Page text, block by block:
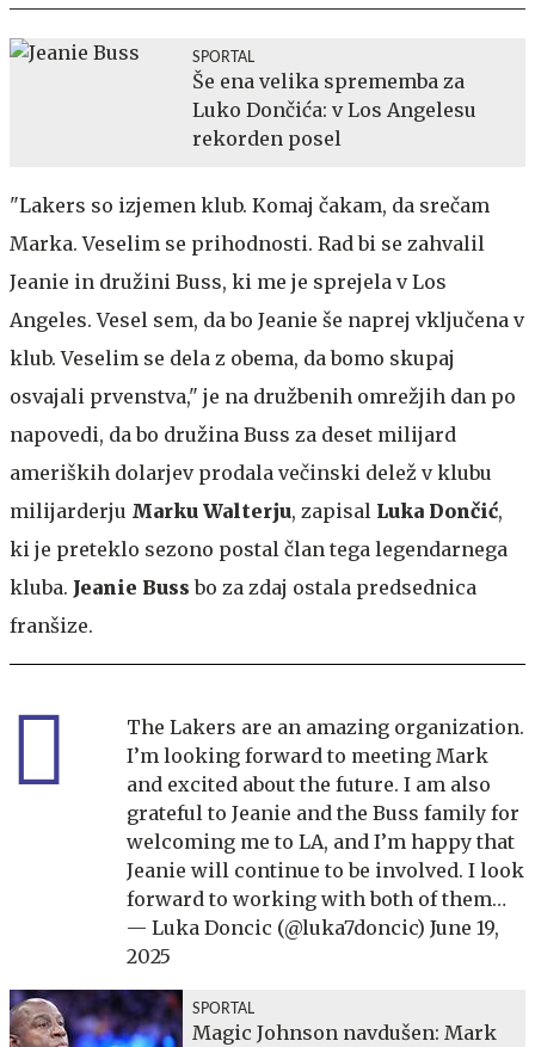
SPORTAL
Še ena velika sprememba za
Luko Dončića: v Los Angelesu
rekorden posel
"Lakers so izjemen klub. Komaj čakam, da srečam
Marka. Veselim se prihodnosti. Rad bi se zahvalil
Jeanie in družini Buss, ki me je sprejela v Los
Angeles. Vesel sem, da bo Jeanie še naprej vključena v
klub. Veselim se dela z obema, da bomo skupaj
osvajali prvenstva," je na družbenih omrežjih dan po
napovedi, da bo družina Buss za deset milijard
ameriških dolarjev prodala večinski delež v klubu
milijarderju Marku Walterju, zapisal Luka Dončić,
ki je preteklo sezono postal član tega legendarnega
kluba. Jeanie Bussbo za zdaj ostala predsednica
franšize.
The Lakers are an amazing organization.
I’m looking forward to meeting Mark
and excited about the future. I am also
grateful to Jeanie and the Buss family for
welcoming me to LA, and I’m happy that
Jeanie will continue to be involved. I look
forward to working with both of them…
— Luka Doncic (@luka7doncic) June 19,
2025
SPORTAL
Magic Johnson navdušen: Mark